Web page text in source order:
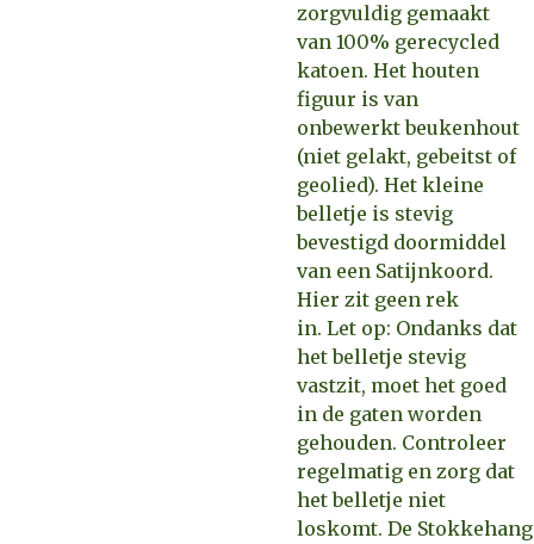
zorgvuldig gemaakt
van 100% gerecycled
katoen. Het houten
figuur is van
onbewerkt beukenhout
(niet gelakt, gebeitst of
geolied). Het kleine
belletje is stevig
bevestigd doormiddel
van een Satijnkoord.
Hier zit geen rek
in. Let op: Ondanks dat
het belletje stevig
vastzit, moet het goed
in de gaten worden
gehouden. Controleer
regelmatig en zorg dat
het belletje niet
loskomt. De